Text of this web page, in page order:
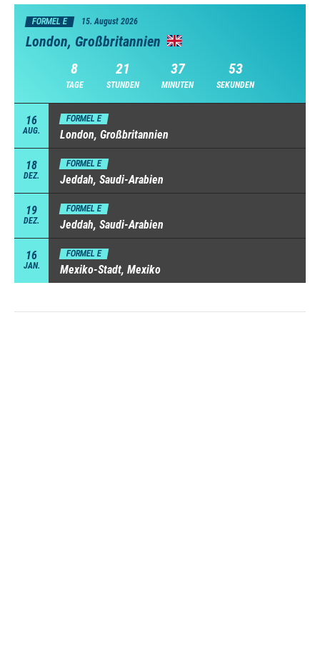
FORMEL E 15. August 2026
London, Großbritannien
8
TAGE
21
STUNDEN
37
MINUTEN
52
SEKUNDEN
16
AUG.
FORMEL E
London, Großbritannien
18
DEZ.
FORMEL E
Jeddah, Saudi-Arabien
19
DEZ.
FORMEL E
Jeddah, Saudi-Arabien
16
JAN.
FORMEL E
Mexiko-Stadt, Mexiko